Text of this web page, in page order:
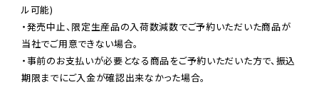
ル可能)
・発売中止、限定生産品の入荷数減数でご予約いただいた商品が
当社でご用意できない場合。
・事前のお支払いが必要となる商品をご予約いただいた方で、振込
期限までにご入金が確認出来なかった場合。